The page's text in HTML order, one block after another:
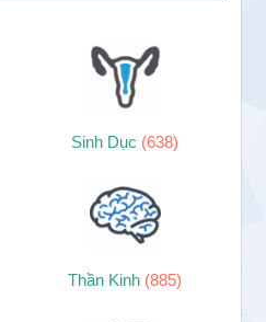
Sinh Dục (638)
Thần Kinh (885)